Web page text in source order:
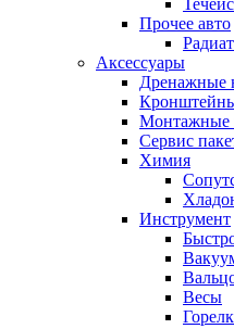
Прочее авто
Аксессуары
Дренажные
Монтажные
Сервис
Химия
Инструмент
Весы